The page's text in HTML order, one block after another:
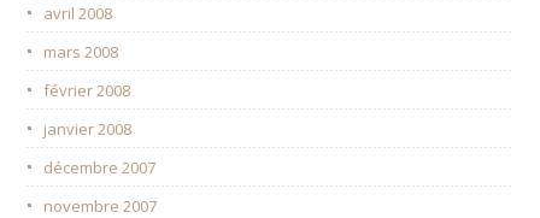
avril 2008
mars 2008
février 2008
janvier 2008
décembre 2007
novembre 2007